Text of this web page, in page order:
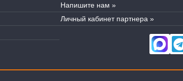
Напишите нам »
Личный кабинет партнера »